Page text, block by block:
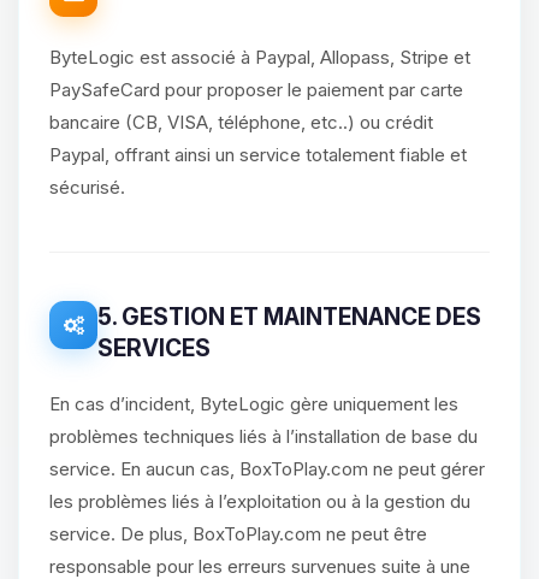
ByteLogic est associé à Paypal, Allopass, Stripe et
PaySafeCard pour proposer le paiement par carte
bancaire (CB, VISA, téléphone, etc..) ou crédit
Paypal, offrant ainsi un service totalement fiable et
sécurisé.
5. GESTION ET MAINTENANCE DES
SERVICES
En cas d’incident, ByteLogic gère uniquement les
problèmes techniques liés à l’installation de base du
service. En aucun cas, BoxToPlay.com ne peut gérer
les problèmes liés à l’exploitation ou à la gestion du
service. De plus, BoxToPlay.com ne peut être
responsable pour les erreurs survenues suite à une